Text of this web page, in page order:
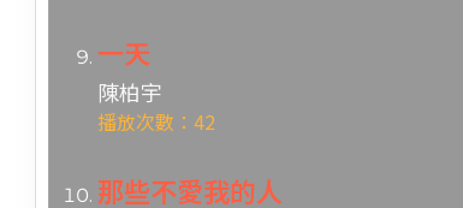
一天
陳柏宇
播放次數：42
那些不愛我的人